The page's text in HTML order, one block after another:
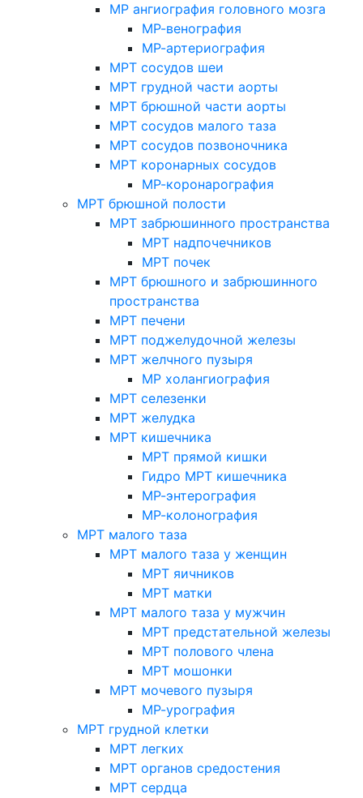
МР ангиография головного мозга
МР-венография
МР-артериография
МРТ сосудов шеи
МРТ грудной части аорты
МРТ брюшной части аорты
МРТ сосудов малого таза
МРТ сосудов позвоночника
МРТ коронарных сосудов
МР-коронарография
МРТ брюшной полости
МРТ забрюшинного пространства
МРТ надпочечников
МРТ почек
МРТ брюшного и забрюшинного
пространства
МРТ печени
МРТ поджелудочной железы
МРТ желчного пузыря
МР холангиография
МРТ селезенки
МРТ желудка
МРТ кишечника
МРТ прямой кишки
Гидро МРТ кишечника
МР-энтерография
МР-колонография
МРТ малого таза
МРТ малого таза у женщин
МРТ яичников
МРТ матки
МРТ малого таза у мужчин
МРТ предстательной железы
МРТ полового члена
МРТ мошонки
МРТ мочевого пузыря
МР-урография
МРТ грудной клетки
МРТ легких
МРТ органов средостения
МРТ сердца